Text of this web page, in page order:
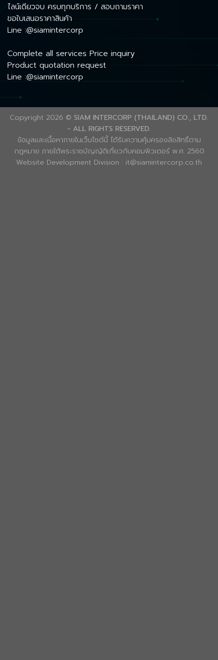
ไลน์เดียวจบ ครบทุกบริการ / สอบถามราคา
ขอใบเสนอราคาสินค้า
Line :@siamintercorp
Complete all services Price inquiry
Product quotation request
Line :@siamintercorp
Copyright 2026 © SIAM INTERCORP (THAILAND) CO., LTD.
- ALL RIGHTS RESERVED.
ข้อมูลและเนื้อหาภายในเว็บไซต์นี้ ได้รับความคุ้มครองลิขสิทธิ์ตาม
กฎหมาย ภายใต้พระราชบัญญัติเกี่ยวกับคอมพิวเตอร์ พ.ศ. 2560
Website Development Division : it@siamintercorp.co.th